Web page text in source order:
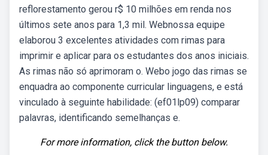
reflorestamento gerou r$ 10 milhões em renda nos
últimos sete anos para 1,3 mil. Webnossa equipe
elaborou 3 excelentes atividades com rimas para
imprimir e aplicar para os estudantes dos anos iniciais.
As rimas não só aprimoram o. Webo jogo das rimas se
enquadra ao componente curricular linguagens, e está
vinculado à seguinte habilidade: (ef01lp09) comparar
palavras, identificando semelhanças e.
For more information, click the button below.